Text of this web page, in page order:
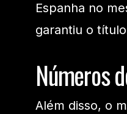
Espanha no
garantiu o
Números
Além disso, o